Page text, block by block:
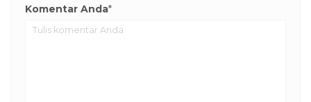
Komentar Anda*